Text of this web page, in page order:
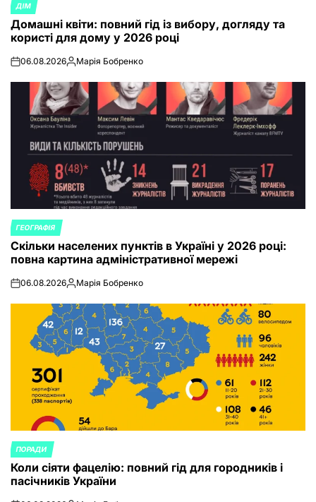
POSTED
IN
ДІМ
Домашні квіти: повний гід із вибору, догляду та
користі для дому у 2026 році
on06.08.2026Posted
Марія Бобренко
POSTED
IN
ГЕОГРАФІЯ
Скільки населених пунктів в Україні у 2026 році:
повна картина адміністративної мережі
on06.08.2026Posted
Марія Бобренко
POSTED
IN
ПОРАДИ
Коли сіяти фацелію: повний гід для городників і
пасічників України